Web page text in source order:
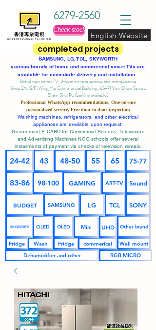
completed projects
6279-2560
Check stock
English Website
SAMSUNG, LG, TCL, SKYWORTH
various brands of home and commercial smart TVs are
available for immediate delivery and installation.
Brand new smart TV, 3-year on-site serviceand maintenance
Shop 2A, G/F, Wing Yip Commercial Building, 65-71 Yen Chow Street,
Sham Shui Po (parking available)
Professional WhatsApp recommendations, One-on-one
personalized service, Free door-to-door inspection
Washing machines, refrigerators, and other electrical
appliances are available upon request.
Government P CARD for Commercial Screens, Televisions
and Advertising Machines NGO schools offer several
installments of payment via checks or television rentals.
24-42 43 48-50 55 65 75-77
83-86 98-100 GAMING ART-TV Sound
BUDGET SAMSUNG LG TCL SONY
SKYWORTH QLED OLED Mini UHD Other brand
Fridge Wash Fridge commerical
Wall mount
Dehumidifier and other
RGB MICRO